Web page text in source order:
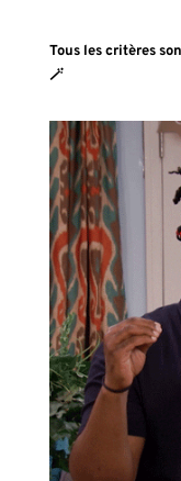
Tous les critères
🪄